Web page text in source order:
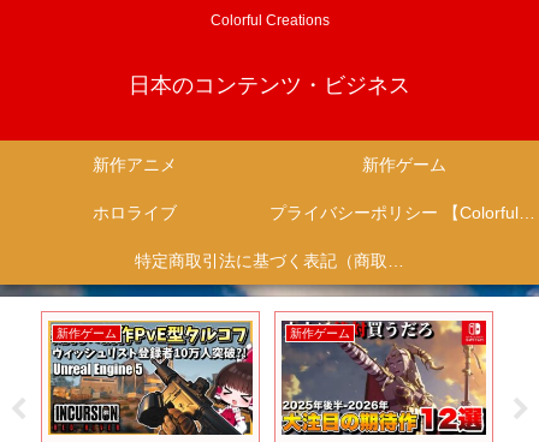
Colorful Creations
日本のコンテンツ・ビジネス
新作アニメ 新作ゲーム
ホロライブ プライバシーポリシー 【Colorful Creation】
特定商取引法に基づく表記（商取引に関する開示）
新作ゲーム 新作ゲーム